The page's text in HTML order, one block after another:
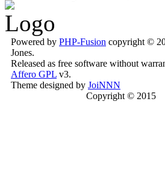
Powered by PHP-Fusion copyright ©
Jones.
Released as free software without
Affero GPL v3.
Theme designed by JoiNNN
Copyright © 2015